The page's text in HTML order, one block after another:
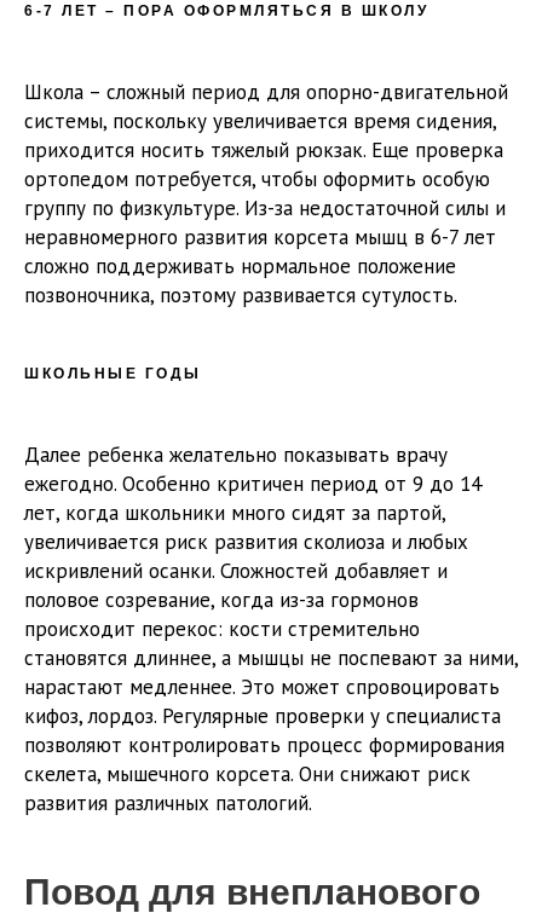
6-7 ЛЕТ – ПОРА ОФОРМЛЯТЬСЯ В ШКОЛУ
Школа – сложный период для опорно-двигательной
системы, поскольку увеличивается время сидения,
приходится носить тяжелый рюкзак. Еще проверка
ортопедом потребуется, чтобы оформить особую
группу по физкультуре. Из-за недостаточной силы и
неравномерного развития корсета мышц в 6-7 лет
сложно поддерживать нормальное положение
позвоночника, поэтому развивается сутулость.
ШКОЛЬНЫЕ ГОДЫ
Далее ребенка желательно показывать врачу
ежегодно. Особенно критичен период от 9 до 14
лет, когда школьники много сидят за партой,
увеличивается риск развития сколиоза и любых
искривлений осанки. Сложностей добавляет и
половое созревание, когда из-за гормонов
происходит перекос: кости стремительно
становятся длиннее, а мышцы не поспевают за ними,
нарастают медленнее. Это может спровоцировать
кифоз, лордоз. Регулярные проверки у специалиста
позволяют контролировать процесс формирования
скелета, мышечного корсета. Они снижают риск
развития различных патологий.
Повод для внепланового